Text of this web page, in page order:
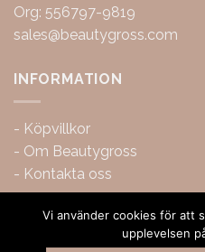
Org: 556797-9819
sales@beautygross.com
INFORMATION
- Köpvillkor
- Om Beautygross
- Kontakta oss
Vi använder cookies för att
upplevelsen